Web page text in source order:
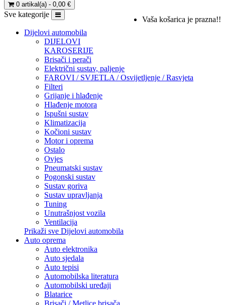
0 artikal(a) - 0,00 €
Vaša košarica je prazna!!
Sve kategorije
Dijelovi automobila
DIJELOVI
KAROSERIJE
Brisači i perači
Električni sustav, paljenje
FAROVI / SVJETLA / Osvijetljenje / Rasvjeta
Filteri
Grijanje i hlađenje
Hlađenje motora
Ispušni sustav
Klimatizacija
Kočioni sustav
Motor i oprema
Ostalo
Ovjes
Pneumatski sustav
Pogonski sustav
Sustav goriva
Sustav upravljanja
Tuning
Unutrašnjost vozila
Ventilacija
Prikaži sve Dijelovi automobila
Auto oprema
Auto elektronika
Auto sjedala
Auto tepisi
Automobilska literatura
Automobilski uređaji
Blatarice
Brisači / Metlice brisača